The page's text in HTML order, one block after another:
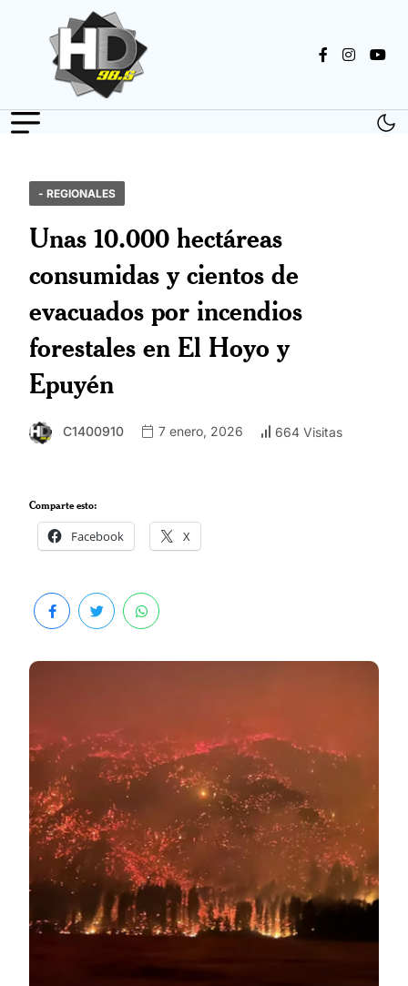
- REGIONALES
Unas 10.000 hectáreas
consumidas y cientos de
evacuados por incendios
forestales en El Hoyo y
Epuyén
C1400910 7 enero, 2026 664 Visitas
Comparte esto:
Facebook X